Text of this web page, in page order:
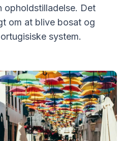
opholdstilladelse. Det
om at blive bosat og
system.